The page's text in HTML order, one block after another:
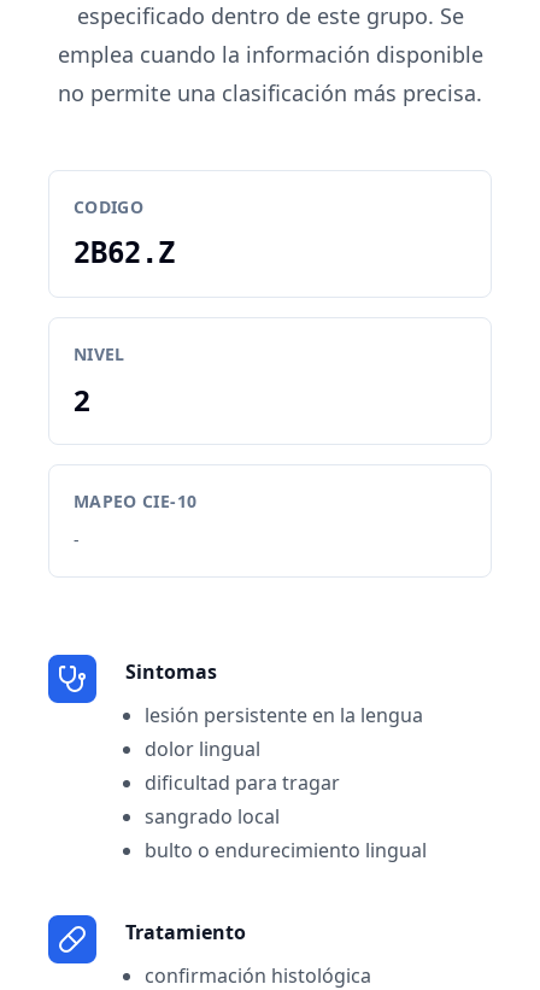
especificado dentro de este grupo. Se
emplea cuando la información disponible
no permite una clasificación más precisa.
CODIGO
2B62.Z
NIVEL
2
MAPEO CIE-10
-
Sintomas
lesión persistente en la lengua
dolor lingual
dificultad para tragar
sangrado local
bulto o endurecimiento lingual
Tratamiento
confirmación histológica